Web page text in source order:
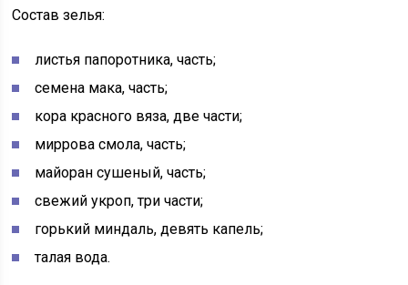
Состав зелья:
листья папоротника, часть;
семена мака, часть;
кора красного вяза, две части;
миррова смола, часть;
майоран сушеный, часть;
свежий укроп, три части;
горький миндаль, девять капель;
талая вода.